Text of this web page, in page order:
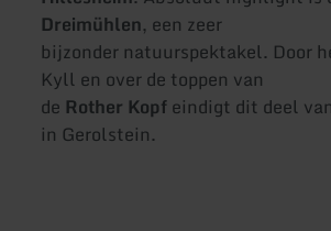
Dreimühlen, een zeer
bijzonder natuurspektakel. Door
Kyll en over de toppen van
de Rother Kopfeindigt dit deel
in Gerolstein.